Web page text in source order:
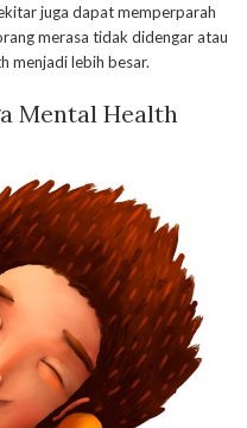
juga dapat memperparah
merasa tidak didengar atau
menjadi lebih besar.
Mental Health